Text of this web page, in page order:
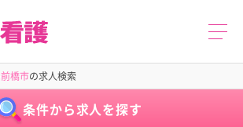
前橋市の求人検索
条件から求人を探す